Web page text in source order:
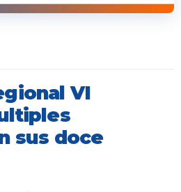
VI
sus doce